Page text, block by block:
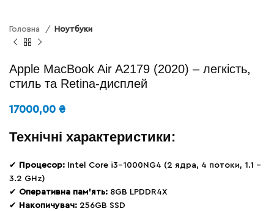
Головна Ноутбуки
Apple MacBook Air A2179 (2020) – легкість,
стиль та Retina-дисплей
17000,00 ₴
Технічні характеристики:
✔ Процесор: Intel Core i3-1000NG4 (2 ядра, 4 потоки, 1.1 –
3.2 GHz)
✔ Оперативна пам’ять: 8GB LPDDR4X
✔
Накопичувач: 256GB SSD